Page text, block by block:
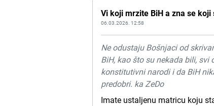
Vi koji mrzite BiH a zna se koji
06.03.2026. 12:58
Ne odustaju Bošnjaci od
BiH, kao što su nekada bili,
konstitutivni narodi i da BiH
predobri. ka ZeDo
Imate ustaljenu matricu koju